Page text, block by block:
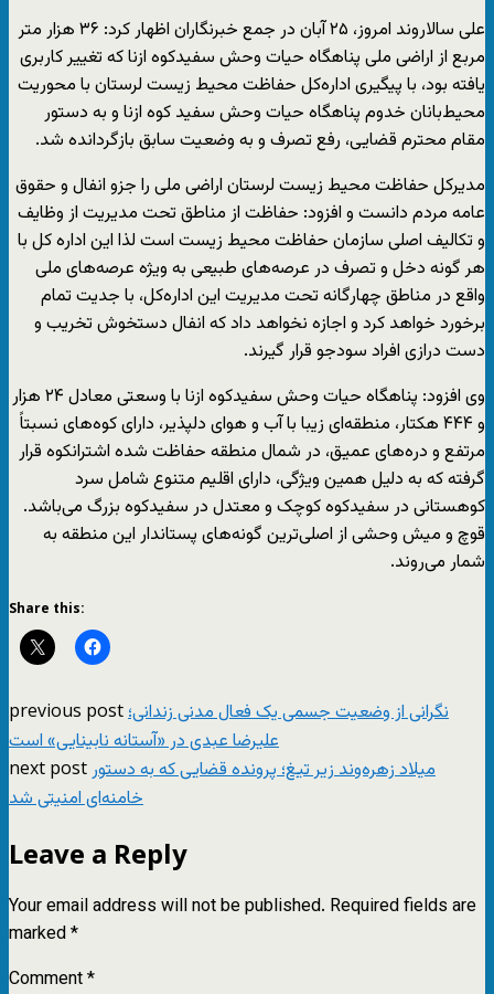
علی سالاروند امروز، ۲۵ آبان در جمع خبرنگاران اظهار کرد: ٣۶ هزار متر
مربع از اراضی ملی پناهگاه حیات وحش سفیدکوه ازنا که تغییر کاربری
یافته بود، با پیگیری اداره‌کل حفاظت محیط زیست لرستان با محوریت
محیط‌بانان خدوم پناهگاه حیات وحش سفید کوه ازنا و به دستور
مقام محترم قضایی، رفع تصرف و به وضعیت سابق بازگردانده شد.
مدیرکل حفاظت محیط زیست لرستان اراضی ملی را جزو انفال و حقوق
عامه مردم دانست و افزود: حفاظت از مناطق تحت مدیریت از وظایف
و تکالیف اصلی سازمان حفاظت محیط زیست است لذا این اداره کل با
هر گونه دخل و تصرف در عرصه‌های طبیعی به ویژه عرصه‌های ملی
واقع در مناطق چهارگانه تحت مدیریت این اداره‌کل، با جدیت تمام
برخورد خواهد کرد و اجازه نخواهد داد که انفال دستخوش تخریب و
دست درازی افراد سودجو قرار گیرند.
وی افزود: پناهگاه حیات وحش سفیدکوه ازنا با وسعتی معادل ۲۴ هزار
و ۴۴۴ هکتار، منطقه‌ای زیبا با آب و هوای دلپذیر، دارای کوه‌های نسبتاً
مرتفع و دره‌های عمیق، در شمال منطقه حفاظت شده اشترانکوه قرار
گرفته که به دلیل همین ویژگی، دارای اقلیم متنوع شامل سرد
کوهستانی در سفیدکوه کوچک و معتدل در سفیدکوه بزرگ می‌باشد.
قوچ و میش وحشی از اصلی‌ترین گونه‌های پستاندار این منطقه به
شمار می‌روند.
Share this:
previous postنگرانی از وضعیت جسمی یک فعال مدنی زندانی؛
علیرضا عبدی در «آستانه نابینایی» است
next post میلاد زهره‌وند زیر تیغ؛ پرونده قضایی که به دستور
خامنه‌ای امنیتی شد
Leave a Reply
Your email address will not be published. Required fields are
marked*
Comment*